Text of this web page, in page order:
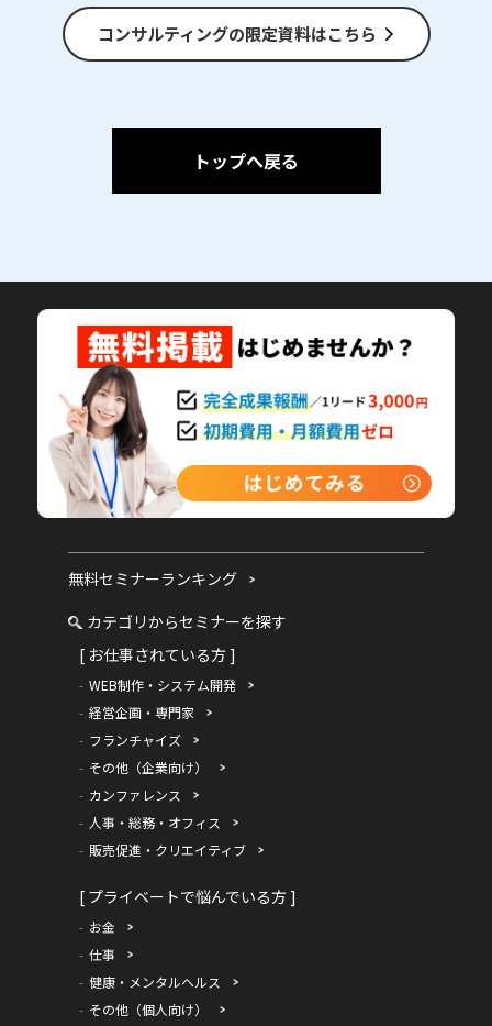
コンサルティングの限定資料はこちら
トップへ戻る
無料セミナーランキング
カテゴリからセミナーを探す
[ お仕事されている方 ]
WEB制作・システム開発
経営企画・専門家
フランチャイズ
その他（企業向け）
カンファレンス
人事・総務・オフィス
販売促進・クリエイティブ
[ プライベートで悩んでいる方 ]
お金
仕事
健康・メンタルヘルス
その他（個人向け）